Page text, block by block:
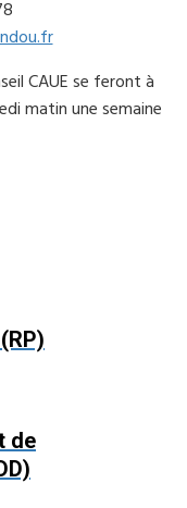
CAUE se feront à
matin une semaine
de